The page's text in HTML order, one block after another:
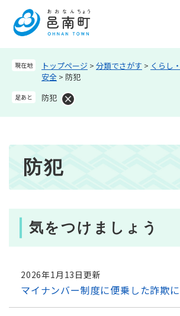
メニューを飛ばして本文へ
現在地 トップページ > 分類でさがす > くらし
安全 > 防犯
足あと 防犯
防犯
気をつけましょう
2026年1月13日更新
マイナンバー制度に便乗した詐欺